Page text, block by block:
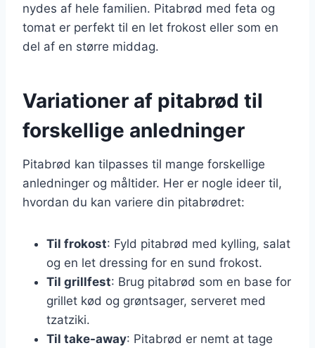
nydes af hele familien. Pitabrød med feta og
tomat er perfekt til en let frokost eller som en
del af en større middag.
Variationer af pitabrød til
forskellige anledninger
Pitabrød kan tilpasses til mange forskellige
anledninger og måltider. Her er nogle ideer til,
hvordan du kan variere din pitabrødret:
Til frokost: Fyld pitabrød med kylling, salat
og en let dressing for en sund frokost.
Til grillfest: Brug pitabrød som en base for
grillet kød og grøntsager, serveret med
tzatziki.
Til take-away: Pitabrød er nemt at tage